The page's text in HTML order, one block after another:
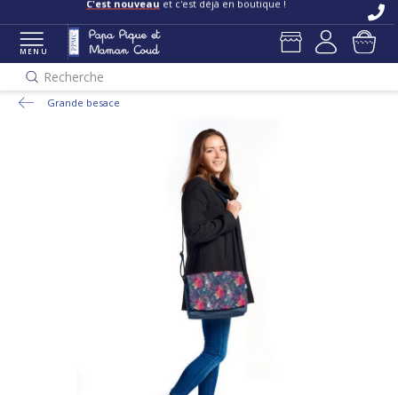
C'est nouveau et c'est déjà en boutique !
MENU
Recherche
Grande besace